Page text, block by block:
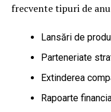
frecvente tipuri de
Lansări de
Parteneriate
Extinderea
Rapoarte